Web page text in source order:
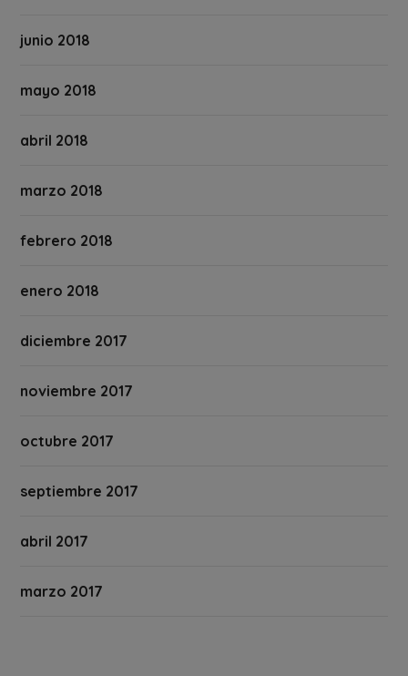
junio 2018
mayo 2018
abril 2018
marzo 2018
febrero 2018
enero 2018
diciembre 2017
noviembre 2017
octubre 2017
septiembre 2017
abril 2017
marzo 2017